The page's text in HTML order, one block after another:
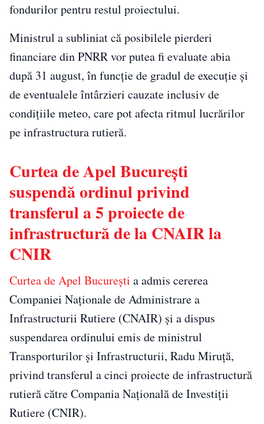
fondurilor pentru restul proiectului.
Ministrul a subliniat că posibilele pierderi
financiare din PNRR vor putea fi evaluate abia
după 31 august, în funcție de gradul de execuție și
de eventualele întârzieri cauzate inclusiv de
condițiile meteo, care pot afecta ritmul lucrărilor
pe infrastructura rutieră.
Curtea de Apel București
suspendă ordinul privind
transferul a 5 proiecte de
infrastructură de la CNAIR la
CNIR
Curtea de Apel București a admis cererea
Companiei Naționale de Administrare a
Infrastructurii Rutiere (CNAIR) și a dispus
suspendarea ordinului emis de ministrul
Transporturilor și Infrastructurii, Radu Miruță,
privind transferul a cinci proiecte de infrastructură
rutieră către Compania Națională de Investiții
Rutiere (CNIR).